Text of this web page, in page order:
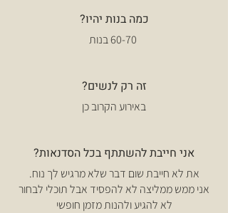
כמה בנות יהיו?
זה רק לנשים?
באירוע הקרוב כן
אני חייבת להשתתף בכל הסדנאות?
את לא חייבת שום דבר שלא מרגיש לך נוח.
אני ממש ממליצה לא להפסיד אבל תוכלי לבחור
לא להגיע ולהנות מזמן חופשי